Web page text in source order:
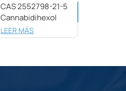
CAS 2552798-21-5
Cannabidihexol
(CBDH), 98%
LEER MÁS